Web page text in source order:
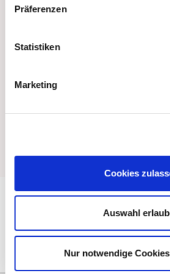
Präferenzen
Statistiken
Marketing
Cookies
Auswahl
Nur notwendige
Studium Humanmedizin, Cluj-
Pharmazeutische Universität